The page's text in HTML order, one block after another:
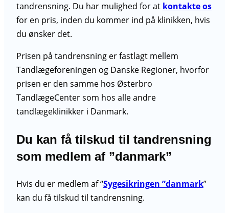
tandrensning. Du har mulighed for at kontakte os
for en pris, inden du kommer ind på klinikken, hvis
du ønsker det.
Prisen på tandrensning er fastlagt mellem
Tandlægeforeningen og Danske Regioner, hvorfor
prisen er den samme hos Østerbro
TandlægeCenter som hos alle andre
tandlægeklinikker i Danmark.
Du kan få tilskud til tandrensning
som medlem af ”danmark”
Hvis du er medlem af “Sygesikringen ”danmark”
kan du få tilskud til tandrensning.